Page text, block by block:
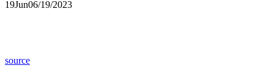
19Jun06/19/2023
source